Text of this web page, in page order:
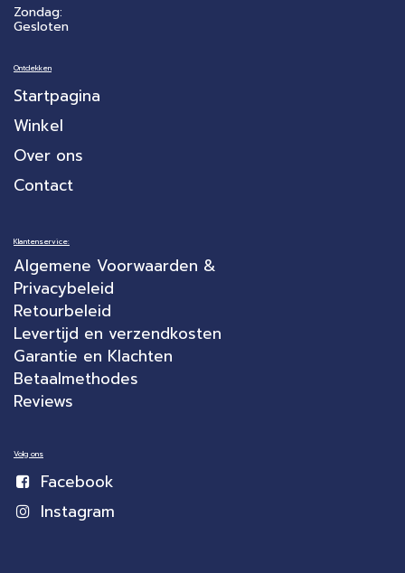
Zondag:
Gesloten
Ontdekken
Startpagina
Winkel
Over ons
Contact
Klantenservice:
Algemene Voorwaarden &
Privacybeleid
Retourbeleid
Levertijd en verzendkosten
Garantie en Klachten
Betaalmethodes
Reviews
Volg ons
Facebook
Instagram